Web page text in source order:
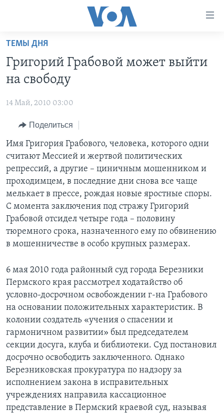
Перейти
основной
контент
навигации
Перейти
поиск
ПРОГРАММЫ
НОВОСТИ ЗА МИНУТУ
ИТОГИ
ПОЧЕМУ ЭТО ВАЖНО?
ДЕТАЛИ
НЬЮ-ЙОРК NEW YORK
АМЕРИКА. БОЛЬШОЕ ПУТЕШЕСТВИЕ
УЧИМ АНГЛИЙСКИЙ
НАША АМЕРИКАНСКАЯ ИСТОРИЯ
А КАК В АМЕРИКЕ?
АМЕРИКАНСКИЕ ГОРОДКИ
ТЕСТЫ
ЭКСПЕРТИЗА
ИНТЕРВЬЮ
ФАКТЫ ПРОТИВ ФЕЙКОВ
ЗА СВОБОДУ ПРЕССЫ
УЧИМ АНГЛИЙСКИЙ
ВИДЕО
ПОДПИСКА НА НОВОСТИ
Learning English
СОЦИАЛЬНЫЕ СЕТИ
Языки
ТЕМЫ ДНЯ
Григорий Грабовой может выйти
на свободу
14 Май, 2010 03:00
Поделиться
Имя Григория Грабового, человека, которого одни
считают Мессией и жертвой политических
репрессий, а другие – циничным мошенником и
проходимцем, в последние дни снова все чаще
мелькает в прессе, рождая новые яростные споры.
С момента заключения под стражу Григорий
Грабовой отсидел четыре года – половину
тюремного срока, назначенного ему по обвинению
в мошенничестве в особо крупных размерах.
6 мая 2010 года районный суд города Березники
Пермского края рассмотрел ходатайство об
условно-досрочном освобождении г-на Грабового
на основании положительных характеристик. В
колонии создатель «учения о спасении и
гармоничном развитии» был председателем
секции досуга, клуба и библиотеки. Суд постановил
досрочно освободить заключенного. Однако
Березниковская прокуратура по надзору за
исполнением закона в исправительных
учреждениях направила кассационное
представление в Пермский краевой суд, называя